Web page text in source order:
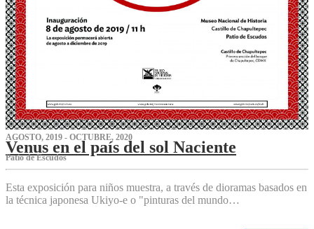
AGOSTO, 2019 - OCTUBRE, 2020
Venus en el país del sol Naciente
P‌atio de Escudos
Esta exposición para niños muestra, a través de dioramas basados en
la técnica japonesa Ukiyo-e o "pinturas del mundo…